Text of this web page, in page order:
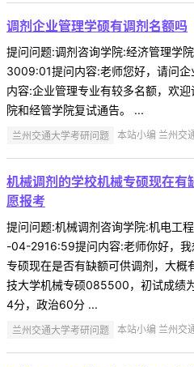
调剂企业管理学硕有调剂名额吗
提问问题:调剂咨询学院:经济管理
3009:01提问内容:老师您好，请问
内容:企业管理专业有较多名额，欢
院和经管学院复试通告。 ...
兰州交通大学考研问题 本站小编 兰州交
机械调剂的学校机械专硕现在
愿报考
提问问题:机械调剂咨询学院:机电工
-04-2916:59提问内容:老师你好，我
专硕现在是否有缺额可供调剂，大概
技大学机械专硕085500，初试成绩
4分，政治60分 ...
兰州交通大学考研问题 本站小编 兰州交